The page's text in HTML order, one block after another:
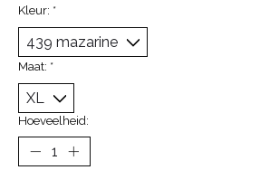
Kleur: *
Maat: *
Hoeveelheid: